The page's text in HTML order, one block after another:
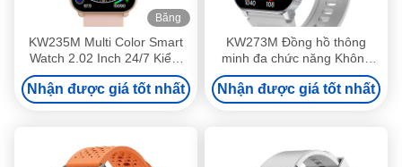
Băng
KW235M Multi Color Smart
Watch 2.02 Inch 24/7 Kiểm
tra sức khỏe Smartwatch
chống nước IP68
Nhận được giá tốt nhất
KW273M Đồng hồ thông
minh đa chức năng Không
thấm nước Bơi đồng hồ
thông minh 2,01 inch
Nhận được giá tốt nhất